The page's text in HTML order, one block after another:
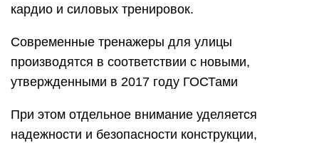
кардио и силовых тренировок.
Современные тренажеры для улицы
производятся в соответствии с новыми,
утвержденными в 2017 году ГОСТами
При этом отдельное внимание уделяется
надежности и безопасности конструкции,